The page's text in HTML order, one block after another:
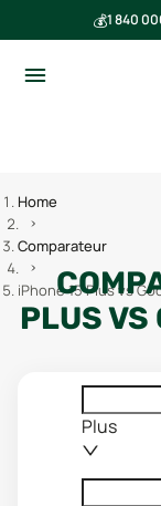
💰1 840
Home
Comparateur
iPhone 15 Plus vs
PLUSVS
Plus